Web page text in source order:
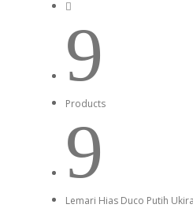

9
Products
9
Lemari Hias Duco Putih